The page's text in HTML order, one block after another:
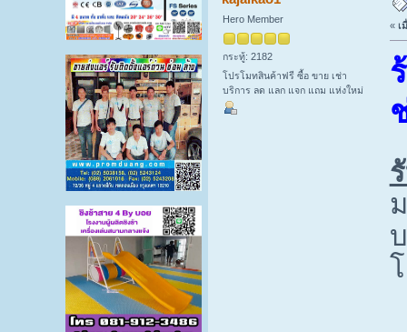
Hero Member
กระทู้: 2182
โปรโมทสินค้าฟรี ซื้อ ขาย เช่า
บริการ ลด แลก แจก แถม แห่งใหม่
« เ